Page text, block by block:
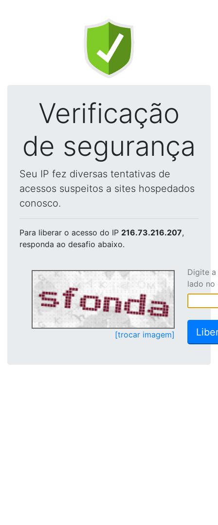
Verificação
de segurança
Seu IP fez diversas tentativas de
acessos suspeitos a sites hospedados
conosco.
Para liberar o acesso do IP 216.73.216.207,
responda ao desafio abaixo.
[trocar imagem]
Digite
lado no